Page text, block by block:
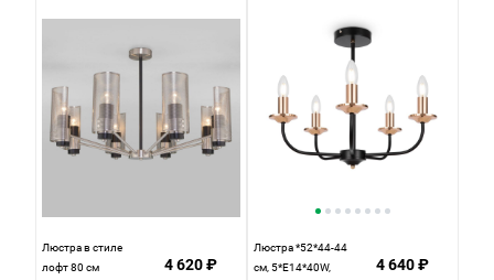
Люстра в стиле
лофт 80 см
4 620 ₽
Люстра *52*44-44
см, 5*E14*40W,
4 640 ₽